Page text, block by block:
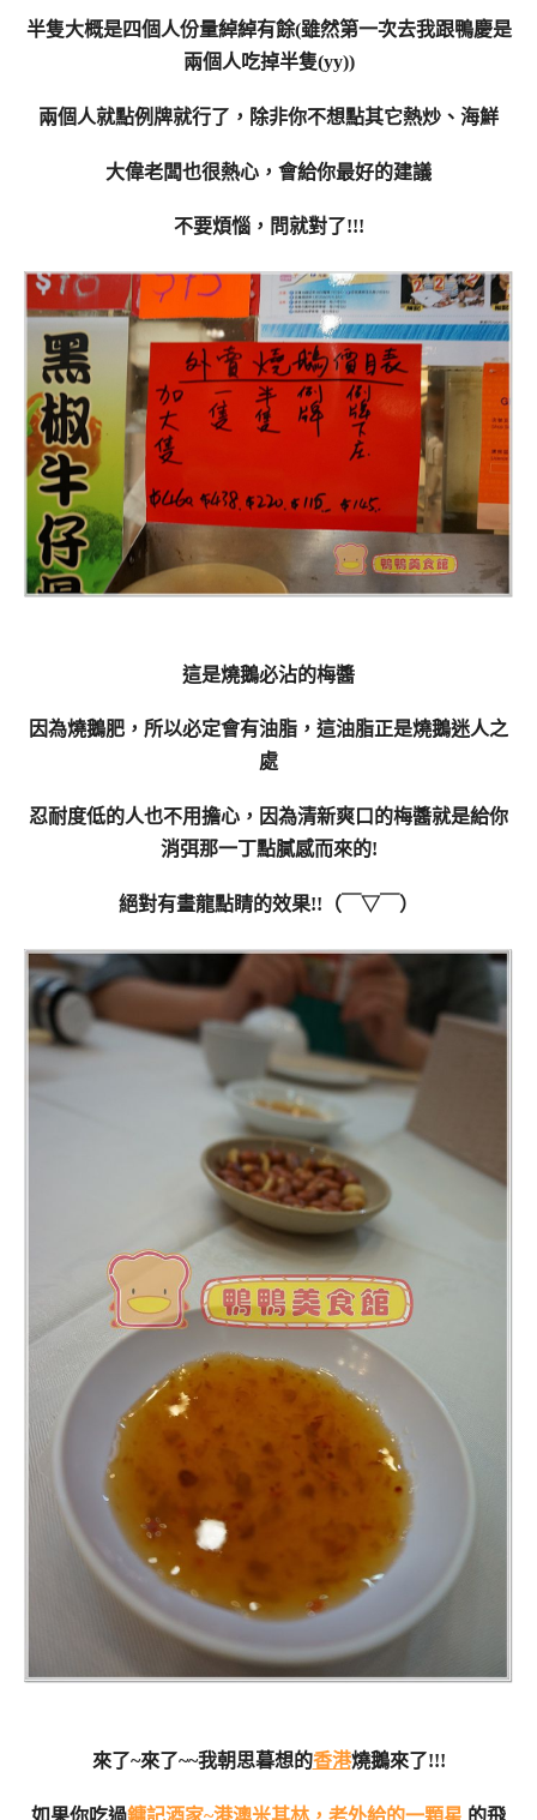
半隻大概是四個人份量綽綽有餘(雖然第一次去我跟鴨慶是
兩個人吃掉半隻(yy))
兩個人就點例牌就行了，除非你不想點其它熱炒、海鮮
大偉老闆也很熱心，會給你最好的建議
不要煩惱，問就對了!!!
這是燒鵝必沾的梅醬
因為燒鵝肥，所以必定會有油脂，這油脂正是燒鵝迷人之
處
忍耐度低的人也不用擔心，因為清新爽口的梅醬就是給你
消弭那一丁點膩感而來的!
絕對有畫龍點睛的效果!!（￣▽￣）
來了~來了~~我朝思暮想的香港燒鵝來了!!!
如果你吃過鏞記酒家~港澳米其林，老外給的一顆星 的飛